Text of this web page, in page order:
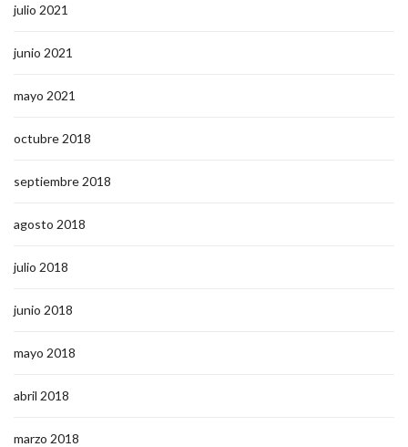
julio 2021
junio 2021
mayo 2021
octubre 2018
septiembre 2018
agosto 2018
julio 2018
junio 2018
mayo 2018
abril 2018
marzo 2018